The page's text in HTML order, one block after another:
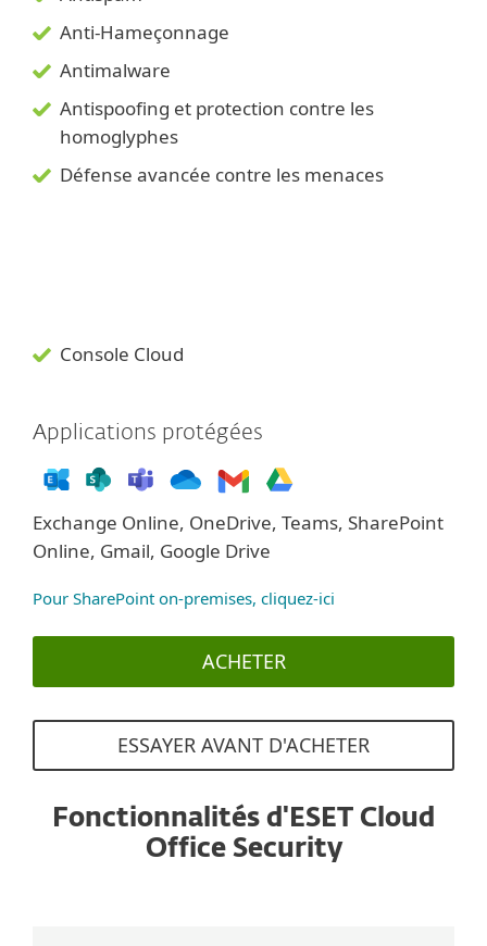
Anti-Hameçonnage
Antimalware
Antispoofing et protection contre les
homoglyphes
Défense avancée contre les menaces
Console Cloud
Applications protégées
Exchange Online, OneDrive, Teams, SharePoint
Online, Gmail, Google Drive
Pour SharePoint on-premises, cliquez-ici
ACHETER
ESSAYER AVANT D'ACHETER
Fonctionnalités d'ESET Cloud
Office Security